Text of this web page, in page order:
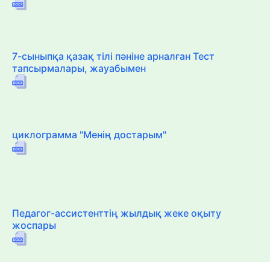
7-сыныпқа қазақ тілі пәніне арналған Тест
тапсырмалары, жауабымен
циклограмма "Менің достарым"
Педагог-ассистенттің жылдық жеке оқыту
жоспары